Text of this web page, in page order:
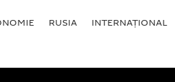
RUSIA INTERNAŢIONAL